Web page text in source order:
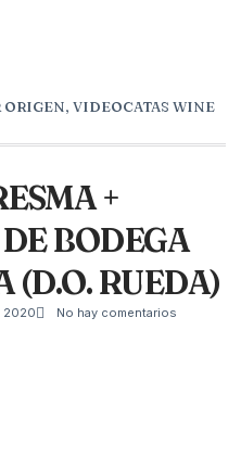
ORIGEN, VIDEOCATAS WINE
+
BODEGA
(D.O. RUEDA)
2020
No hay comentarios